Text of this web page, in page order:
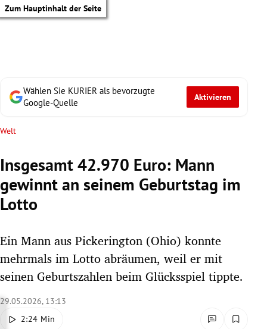
Zum Hauptinhalt der Seite
Untermenü
Untermenü
Wählen Sie KURIER als bevorzugte
Google-Quelle
Aktivieren
Welt
Insgesamt 42.970 Euro: Mann
gewinnt an seinem Geburtstag im
Lotto
Ein Mann aus Pickerington (Ohio) konnte
mehrmals im Lotto abräumen, weil er mit
seinen Geburtszahlen beim Glücksspiel tippte.
29.05.2026, 13:13
2:24 Min